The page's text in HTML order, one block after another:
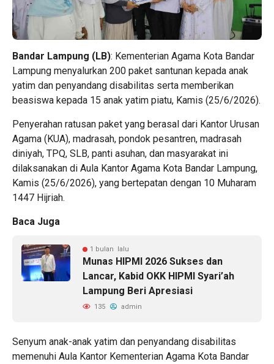
Bandar Lampung (LB): Kementerian Agama Kota Bandar
Lampung menyalurkan 200 paket santunan kepada anak
yatim dan penyandang disabilitas serta memberikan
beasiswa kepada 15 anak yatim piatu, Kamis (25/6/2026).
Penyerahan ratusan paket yang berasal dari Kantor Urusan
Agama (KUA), madrasah, pondok pesantren, madrasah
diniyah, TPQ, SLB, panti asuhan, dan masyarakat ini
dilaksanakan di Aula Kantor Agama Kota Bandar Lampung,
Kamis (25/6/2026), yang bertepatan dengan 10 Muharam
1447 Hijriah.
Baca Juga
1 bulan lalu
Munas HIPMI 2026 Sukses dan
Lancar, Kabid OKK HIPMI Syari’ah
Lampung Beri Apresiasi
135 admin
Senyum anak-anak yatim dan penyandang disabilitas
memenuhi Aula Kantor Kementerian Agama Kota Bandar